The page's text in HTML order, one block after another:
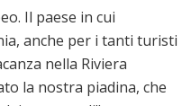
Il paese in cui
anche per i tanti turisti
nella Riviera
la nostra piadina, che